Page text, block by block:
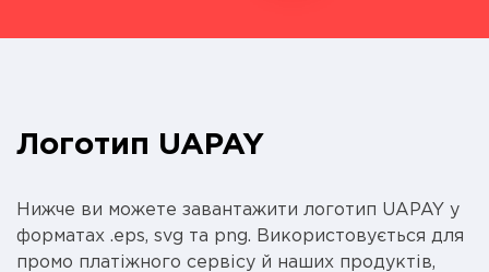
Логотип UAPAY
Нижче ви можете завантажити логотип UAPAY у
форматах .eps, svg та png. Використовується для
промо платіжного сервісу й наших продуктів,